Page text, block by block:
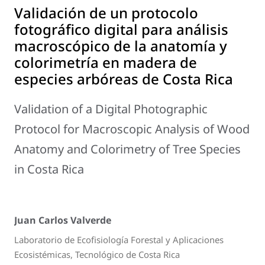
Validación de un protocolo
fotográfico digital para análisis
macroscópico de la anatomía y
colorimetría en madera de
especies arbóreas de Costa Rica
Validation of a Digital Photographic
Protocol for Macroscopic Analysis of Wood
Anatomy and Colorimetry of Tree Species
in Costa Rica
Juan Carlos Valverde
Laboratorio de Ecofisiología Forestal y Aplicaciones
Ecosistémicas, Tecnológico de Costa Rica